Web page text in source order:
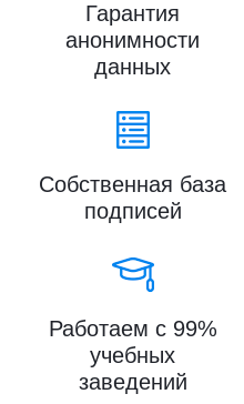
Гарантия
анонимности
данных
Собственная база
подписей
Работаем с 99%
учебных
заведений